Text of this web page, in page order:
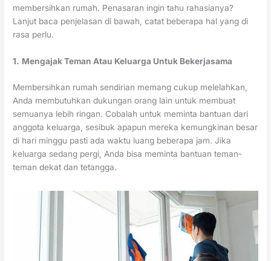
membersihkan rumah. Penasaran ingin tahu rahasianya?
Lanjut baca penjelasan di bawah, catat beberapa hal yang di
rasa perlu.
1. Mengajak Teman Atau Keluarga Untuk Bekerjasama
Membersihkan rumah sendirian memang cukup melelahkan,
Anda membutuhkan dukungan orang lain untuk membuat
semuanya lebih ringan. Cobalah untuk meminta bantuan dari
anggota keluarga, sesibuk apapun mereka kemungkinan besar
di hari minggu pasti ada waktu luang beberapa jam. Jika
keluarga sedang pergi, Anda bisa meminta bantuan teman-
teman dekat dan tetangga.